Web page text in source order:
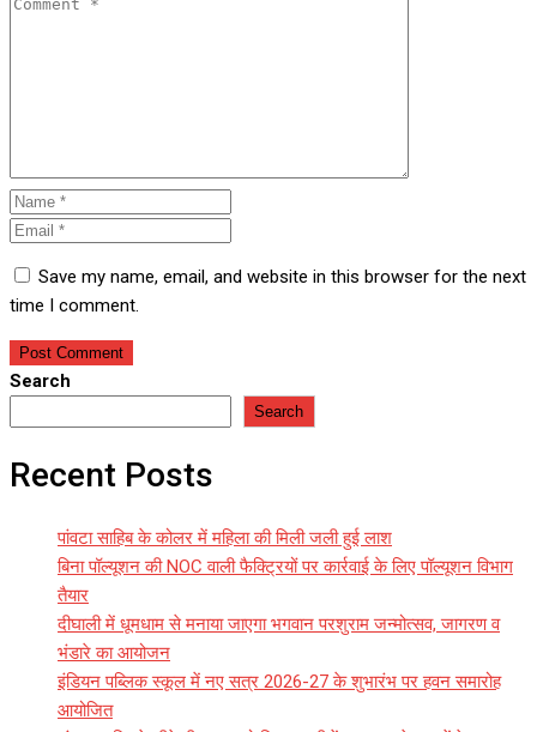
Save my name, email, and website in this browser for the next
time I comment.
Search
Search
Recent Posts
पांवटा साहिब के कोलर में महिला की मिली जली हुई लाश
बिना पॉल्यूशन की NOC वाली फैक्ट्रियों पर कार्रवाई के लिए पॉल्यूशन विभाग
तैयार
दीघाली में धूमधाम से मनाया जाएगा भगवान परशुराम जन्मोत्सव, जागरण व
भंडारे का आयोजन
इंडियन पब्लिक स्कूल में नए सत्र 2026-27 के शुभारंभ पर हवन समारोह
आयोजित